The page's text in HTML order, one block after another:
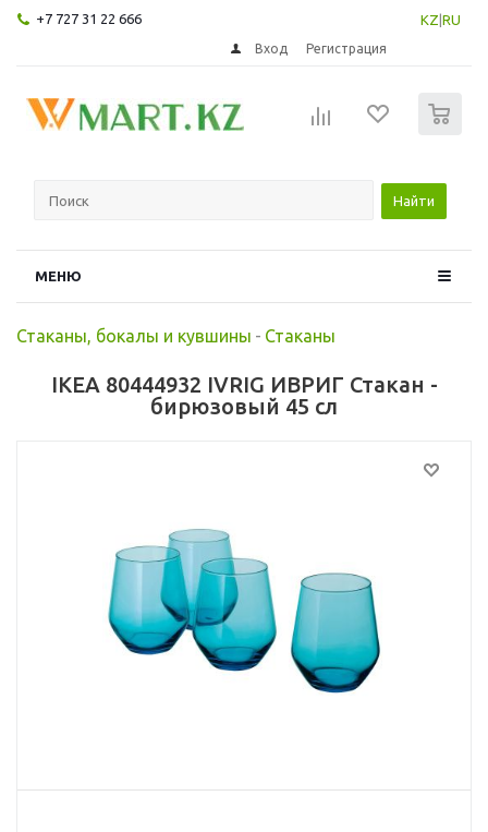
+7 727 31 22 666 KZ RU
Вход Регистрация
Найти
МЕНЮ
Стаканы, бокалы и кувшины - Стаканы
IKEA 80444932 IVRIG ИВРИГ Стакан -
бирюзовый 45 сл